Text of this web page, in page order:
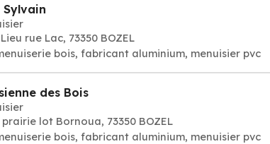
Sylvain
rue Lac, 73350 BOZEL
bois, fabricant aluminium, menuisier pvc
des Bois
lot Bornoua, 73350 BOZEL
bois, fabricant aluminium, menuisier pvc